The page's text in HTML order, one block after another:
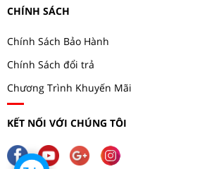
CHÍNH SÁCH
Chính Sách Bảo Hành
Chính Sách đổi trả
Chương Trình Khuyến Mãi
KẾT NỐI VỚI CHÚNG TÔI